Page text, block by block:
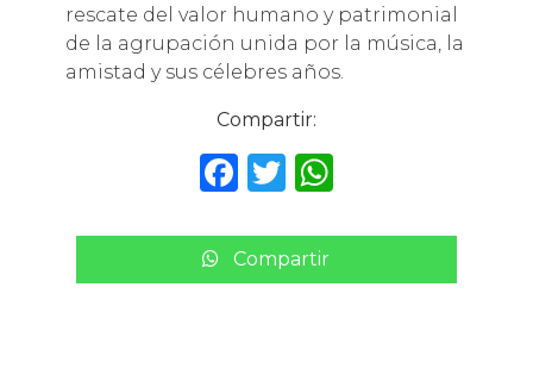
rescate del valor humano y patrimonial
de la agrupación unida por la música, la
amistad y sus célebres años.
Compartir:
F
c
e
T
it
te
W
a
ts
Compartir